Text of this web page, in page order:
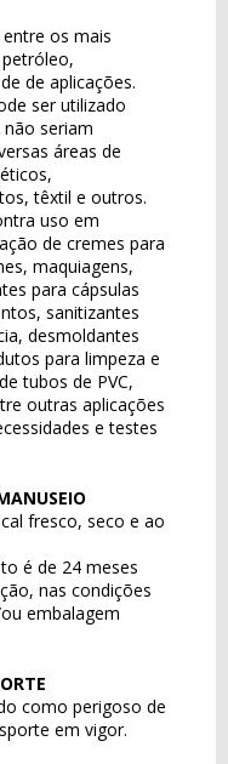
entre os mais
de aplicações.
ser utilizado
seriam
áreas de
têxtil e outros.
uso em
de cremes para
maquiagens,
para cápsulas
sanitizantes
desmoldantes
para limpeza e
tubos de PVC,
outras aplicações
e testes
fresco, seco e ao
é de 24 meses
nas condições
embalagem
como perigoso de
em vigor.